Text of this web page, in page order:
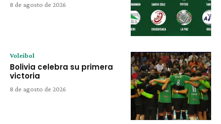
8 de agosto de 2026
Voleibol
Bolivia celebra su primera
victoria
8 de agosto de 2026